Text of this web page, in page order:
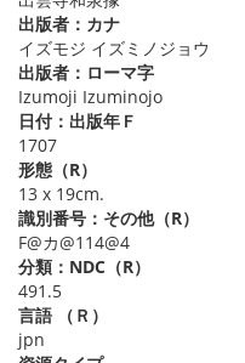
出版者：カナ
イズモジ イズミノジョウ
出版者：ローマ字
Izumoji Izuminojo
日付：出版年Ｆ
1707
形態（R）
13 x 19cm.
識別番号：その他（R）
F@カ@114@4
分類：NDC（R）
491.5
言語 （Ｒ）
jpn